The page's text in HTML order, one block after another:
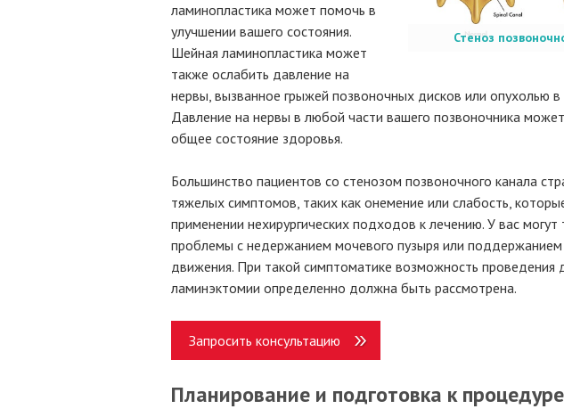
Стеноз
ламинопластика может помочь в
улучшении вашего состояния.
Шейная ламинопластика может
также ослабить давление на
нервы, вызванное грыжей позвоночных дисков или опухолью
Давление на нервы в любой части вашего позвоночника
общее состояние здоровья.
Большинство пациентов со стенозом позвоночного канала
тяжелых симптомов, таких как онемение или слабость,
применении нехирургических подходов к лечению. У вас могут
проблемы с недержанием мочевого пузыря или поддержанием
движения. При такой симптоматике возможность проведения
ламинэктомии определенно должна быть рассмотрена.
Запросить консультацию
Планирование и подготовка к процедуре